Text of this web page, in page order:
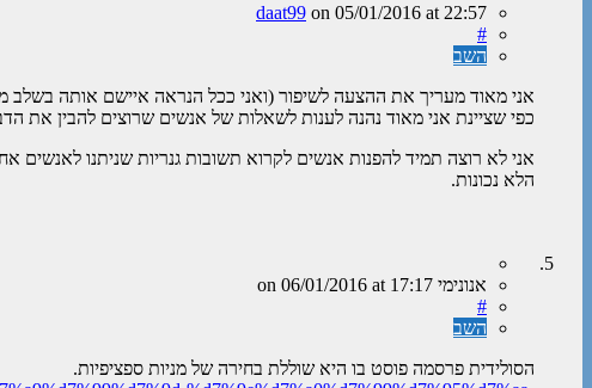
daat99 on 05/01/2016 at 22:57
#
השב
אני מאוד מעריך את ההצעה לשיפור (ואני ככל הנראה איישם אותה בשלב
כפי שציינת אני מאוד נהנה לענות לשאלות של אנשים שרוצים להבין את
אני לא רוצה תמיד להפנות אנשים לקרוא תשובות גנריות שניתנו לאנשים
הלא נכונות.
אנונימי 06/01/2016 at 17:17
#
השב
הסולידית פרסמה פוסט בו היא שוללת בחירה של מניות ספציפיות.